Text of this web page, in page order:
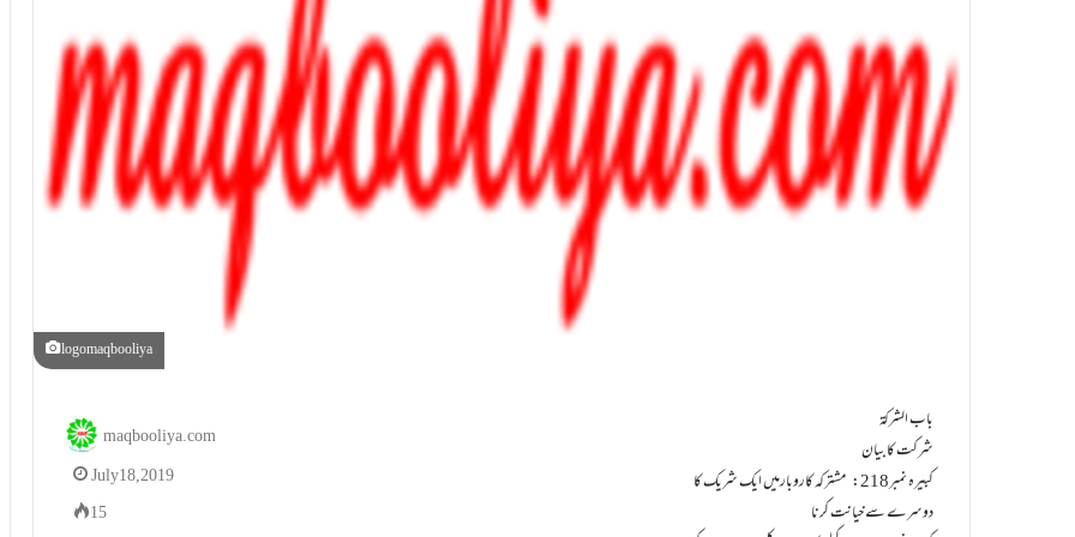
logomaqbooliya
باب الشرکۃ
شرکت کا بیان
کبيرہ نمبر218: مشترکہ کاروبارمیں ایک شریک کا
دوسرے سے خيانت کرنا
maqbooliya.com
July 18, 2019
15